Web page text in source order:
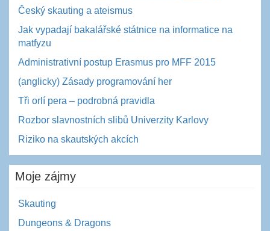
Český skauting a ateismus
Jak vypadají bakalářské státnice na informatice na
matfyzu
Administrativní postup Erasmus pro MFF 2015
(anglicky) Zásady programování her
Tři orlí pera – podrobná pravidla
Rozbor slavnostních slibů Univerzity Karlovy
Riziko na skautských akcích
Moje zájmy
Skauting
Dungeons & Dragons